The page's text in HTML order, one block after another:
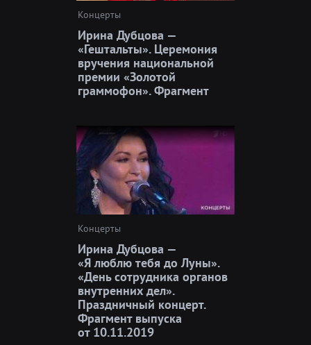
Концерты
Ирина Дубцова —
«Гештальты». Церемония
вручения национальной
премии «Золотой
граммофон». Фрагмент
Концерты
Ирина Дубцова —
«Я люблю тебя до Луны».
«День сотрудника органов
внутренних дел».
Праздничный концерт.
Фрагмент выпуска
от 10.11.2019